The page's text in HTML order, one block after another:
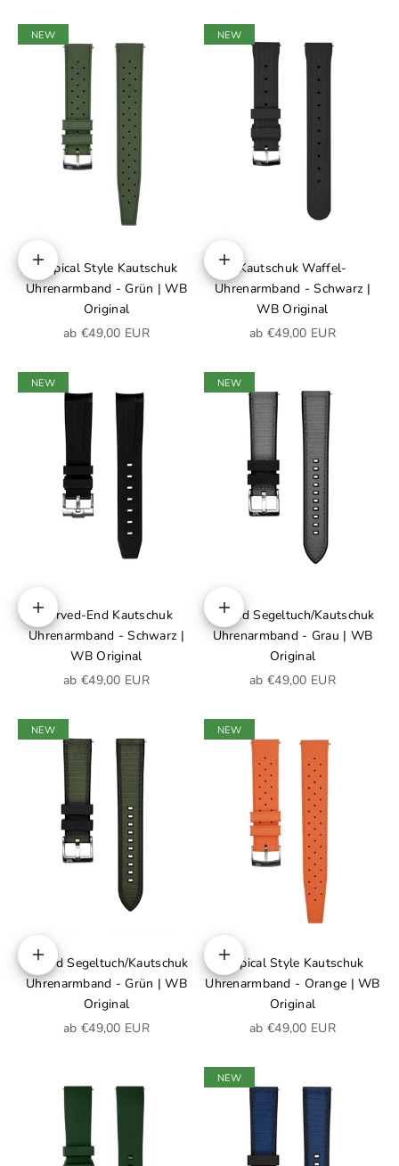
NEW
Optionen auswählen
Tropical Style Kautschuk
Uhrenarmband - Grün | WB
Original
Angebot
ab €49,00 EUR
NEW
Optionen auswählen
Kautschuk Waffel-
Uhrenarmband - Schwarz |
WB Original
Angebot
ab €49,00 EUR
NEW
Optionen auswählen
Curved-End Kautschuk
Uhrenarmband - Schwarz |
WB Original
Angebot
ab €49,00 EUR
NEW
Optionen auswählen
Hybrid Segeltuch/Kautschuk
Uhrenarmband - Grau | WB
Original
Angebot
ab €49,00 EUR
NEW
Optionen auswählen
Hybrid Segeltuch/Kautschuk
Uhrenarmband - Grün | WB
Original
Angebot
ab €49,00 EUR
NEW
Optionen auswählen
Tropical Style Kautschuk
Uhrenarmband - Orange | WB
Original
Angebot
ab €49,00 EUR
NEW